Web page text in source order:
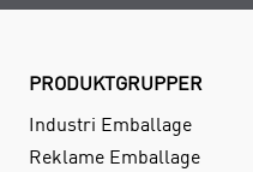
PRODUKTGRUPPER
Industri Emballage
Reklame Emballage